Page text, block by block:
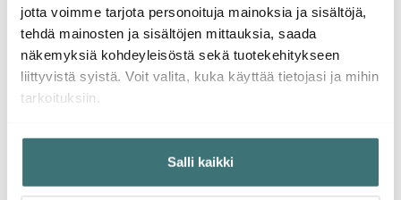
jotta voimme tarjota personoituja mainoksia ja sisältöjä,
tehdä mainosten ja sisältöjen mittauksia, saada
näkemyksiä kohdeyleisöstä sekä tuotekehitykseen
liittyvistä syistä. Voit valita, kuka käyttää tietojasi ja mihin
tarkoituksiin.
Jos sallit, haluamme myös tehdä seuraavia:
Kerätä tietoja maantieteellisestä sijainnistasi,
mahdollisesti muutaman metrin tarkkuudella
Salli kaikki